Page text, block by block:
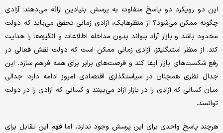
این دو رویکرد دو پاسخ متفاوت به پرسش بنیادین ارائه می‌دهند: آزادی
چگونه ممکن می‌شود؟ از منظر‌هایک، آزادی زمانی تحقق می‌یابد که دولت
محدود باشد و بازار آزاد بتواند بدون مداخله اطلاعات و انگیزه‌ها را هدایت
کند. از منظر استیگلیتز، آزادی زمانی ممکن است که دولت نقش فعالی در
رفع شکست‌های بازار ایفا کند و فرصت‌های برابر برای همه فراهم سازد. این
جدال نظری همچنان در سیاستگذاری اقتصادی امروز ادامه دارد؛ جدالی
میان کسانی که آزادی را در بازار آزاد می‌بینند و کسانی که آزادی را در دولت
توانمند.
هرچند پاسخ واحدی برای این پرسش وجود ندارد، اما فهم این تقابل برای